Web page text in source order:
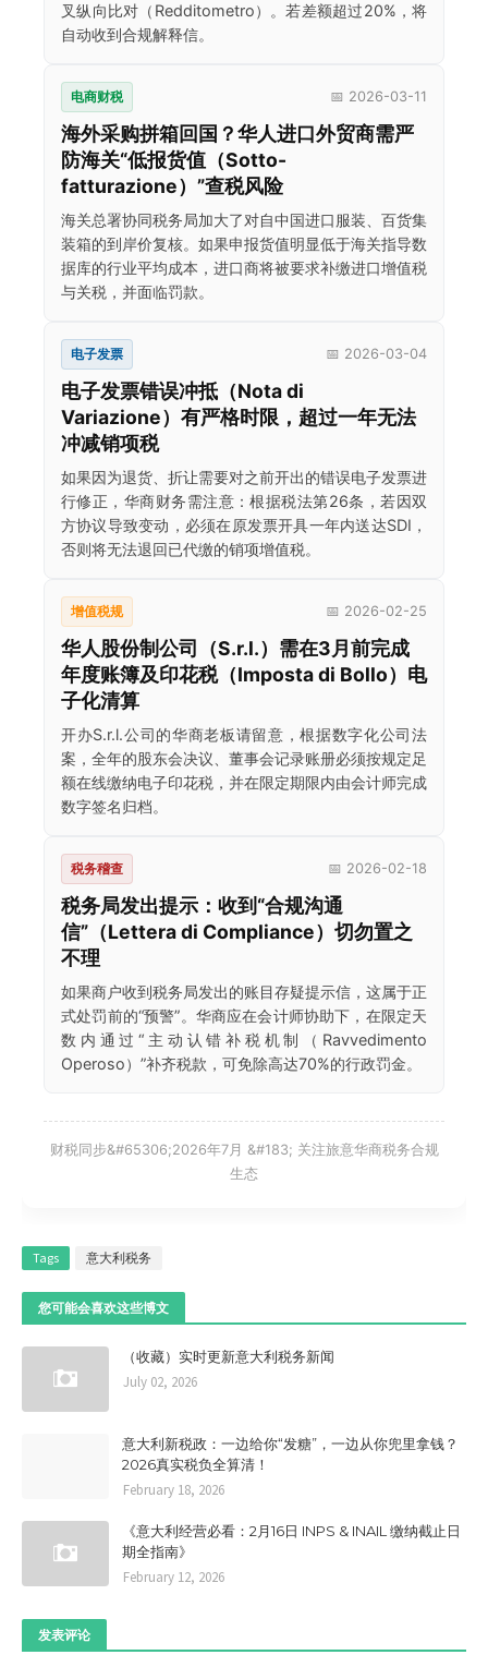
叉纵向比对（Redditometro）。若差额超过20%，将
自动收到合规解释信。
电商财税 📅 2026-03-11
海外采购拼箱回国？华人进口外贸商需严
防海关“低报货值（Sotto-
fatturazione）”查税风险
海关总署协同税务局加大了对自中国进口服装、百货集
装箱的到岸价复核。如果申报货值明显低于海关指导数
据库的行业平均成本，进口商将被要求补缴进口增值税
与关税，并面临罚款。
电子发票 📅 2026-03-04
电子发票错误冲抵（Nota di
Variazione）有严格时限，超过一年无法
冲减销项税
如果因为退货、折让需要对之前开出的错误电子发票进
行修正，华商财务需注意：根据税法第26条，若因双
方协议导致变动，必须在原发票开具一年内送达SDI，
否则将无法退回已代缴的销项增值税。
增值税规 📅 2026-02-25
华人股份制公司（S.r.l.）需在3月前完成
年度账簿及印花税（Imposta di Bollo）电
子化清算
开办S.r.l.公司的华商老板请留意，根据数字化公司法
案，全年的股东会决议、董事会记录账册必须按规定足
额在线缴纳电子印花税，并在限定期限内由会计师完成
数字签名归档。
税务稽查 📅 2026-02-18
税务局发出提示：收到“合规沟通
信”（Lettera di Compliance）切勿置之
不理
如果商户收到税务局发出的账目存疑提示信，这属于正
式处罚前的“预警”。华商应在会计师协助下，在限定天
数内通过“主动认错补税机制（Ravvedimento
Operoso）”补齐税款，可免除高达70%的行政罚金。
财税同步&#65306;2026年7月 &#183; 关注旅意华商税务合规
生态
Tags 意大利税务
您可能会喜欢这些博文
（收藏）实时更新意大利税务新闻
July 02, 2026
意大利新税政：一边给你“发糖”，一边从你兜里拿钱？
2026真实税负全算清！
February 18, 2026
《意大利经营必看：2月16日 INPS & INAIL 缴纳截止日
期全指南》
February 12, 2026
发表评论